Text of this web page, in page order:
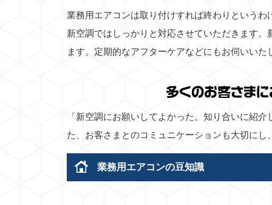
業務用エアコンは取り付けすれば終わりという
新空調ではしっかりと対応させていただきます
ます。定期的なアフターケアなどにもお伺いい
多くのお客さま
「新空調にお願いしてよかった。知り合いに紹
た、お客さまとのコミュニケーションも大切に
業務用エアコンの豆知識